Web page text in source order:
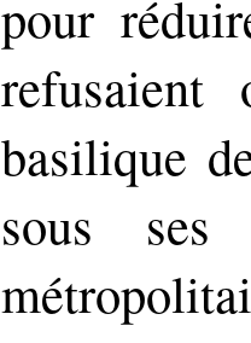
pour
basilique
sous